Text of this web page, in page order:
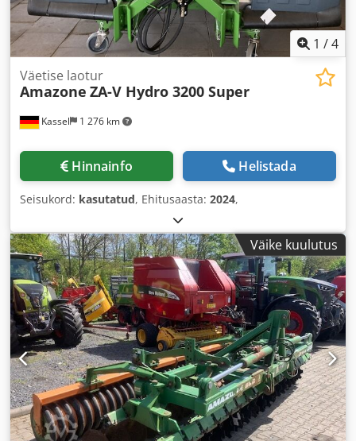
1 /4
Kassel 1 276 km
Väetise laotur
Amazone ZA-V Hydro 3200 Super
Hinnainfo Helistada
Seisukord: kasutatud, Ehitusaasta: 2024,
Väike kuulutus